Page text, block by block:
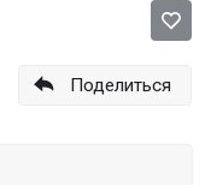
Поделиться